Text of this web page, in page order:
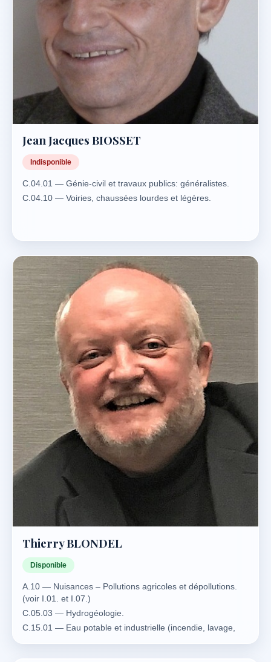
Jean Jacques BIOSSET
Indisponible
C.04.01 — Génie-civil et travaux publics: généralistes.
C.04.10 — Voiries, chaussées lourdes et légères.
Thierry BLONDEL
Disponible
A.10 — Nuisances – Pollutions agricoles et dépollutions.
(voir I.01. et I.07.)
C.05.03 — Hydrogéologie.
C.15.01 — Eau potable et industrielle (incendie, lavage,